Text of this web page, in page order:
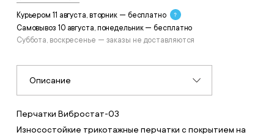
Курьером 11 августа, вторник — бесплатно
Самовывоз 10 августа, понедельник — бесплатно
Суббота, воскресенье — заказы не доставляются
Описание
Перчатки Вибростат-03
Износостойкие трикотажные перчатки с покрытием на